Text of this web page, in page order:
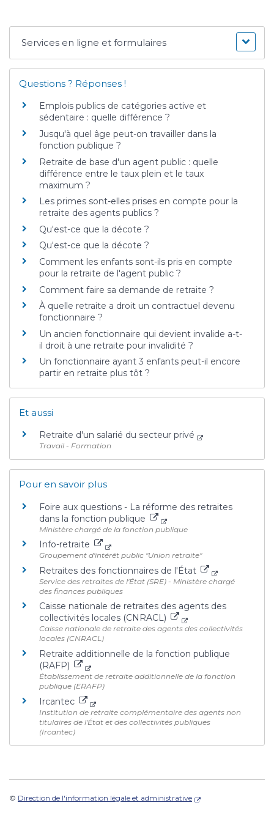
Services en ligne et formulaires
Questions ? Réponses !
Emplois publics de catégories active et
sédentaire : quelle différence ?
Jusqu'à quel âge peut-on travailler dans la
fonction publique ?
Retraite de base d'un agent public : quelle
différence entre le taux plein et le taux
maximum ?
Les primes sont-elles prises en compte pour la
retraite des agents publics ?
Qu'est-ce que la décote ?
Qu'est-ce que la décote ?
Comment les enfants sont-ils pris en compte
pour la retraite de l'agent public ?
Comment faire sa demande de retraite ?
À quelle retraite a droit un contractuel devenu
fonctionnaire ?
Un ancien fonctionnaire qui devient invalide a-t-
il droit à une retraite pour invalidité ?
Un fonctionnaire ayant 3 enfants peut-il encore
partir en retraite plus tôt ?
Et aussi
Retraite d'un salarié du secteur privé
Travail - Formation
Pour en savoir plus
Foire aux questions - La réforme des retraites
dans la fonction publique
Ministère chargé de la fonction publique
Info-retraite
Groupement d'intérêt public "Union retraite"
Retraites des fonctionnaires de l'État
Service des retraites de l'État (SRE) - Ministère chargé
des finances publiques
Caisse nationale de retraites des agents des
collectivités locales (CNRACL)
Caisse nationale de retraite des agents des collectivités
locales (CNRACL)
Retraite additionnelle de la fonction publique
(RAFP)
Établissement de retraite additionnelle de la fonction
publique (ERAFP)
Ircantec
Institution de retraite complémentaire des agents non
titulaires de l'État et des collectivités publiques
(Ircantec)
© Direction de l'information légale et administrative